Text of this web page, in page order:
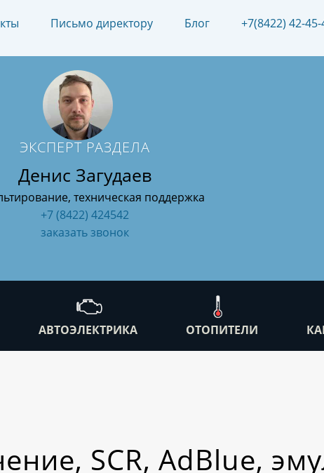
Письмо директору Блог +7(8422) 42-
ЭКСПЕРТ РАЗДЕЛА
Денис Загудаев
техническая поддержка
+7 (8422) 424542
заказать звонок
АВТОЭЛЕКТРИКА ОТОПИТЕЛИ
SCR, AdBlue,